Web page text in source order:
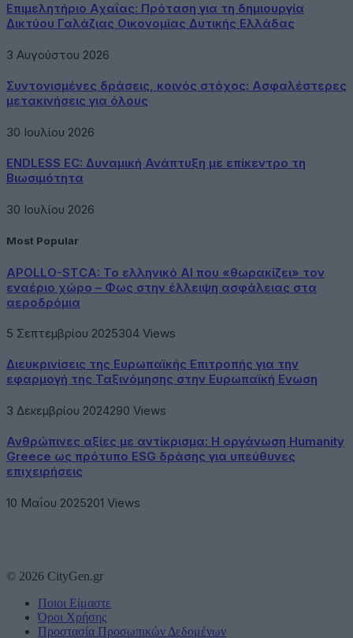
Επιμελητήριο Αχαΐας: Πρόταση για τη δημιουργία
Δικτύου Γαλάζιας Οικονομίας Δυτικής Ελλάδας
3 Αυγούστου 2026
Συντονισμένες δράσεις, κοινός στόχος: Ασφαλέστερες
μετακινήσεις για όλους
30 Ιουλίου 2026
ENDLESS EC: Δυναμική Ανάπτυξη με επίκεντρο τη
Βιωσιμότητα
30 Ιουλίου 2026
Most Popular
APOLLO-STCA: Το ελληνικό AI που «θωρακίζει» τον
εναέριο χώρο – Φως στην έλλειψη ασφάλειας στα
αεροδρόμια
5 Σεπτεμβρίου 2025304 Views
Διευκρινίσεις της Ευρωπαϊκής Επιτροπής για την
εφαρμογή της Ταξινόμησης στην Ευρωπαϊκή Ενωση
3 Δεκεμβρίου 2024290 Views
Ανθρώπινες αξίες με αντίκρισμα: Η οργάνωση Humanity
Greece ως πρότυπο ESG δράσης για υπεύθυνες
επιχειρήσεις
10 Μαΐου 2025201 Views
© 2026 CityGen.gr
Ποιοι Είμαστε
Όροι Χρήσης
Προστασία Προσωπικών Δεδομένων